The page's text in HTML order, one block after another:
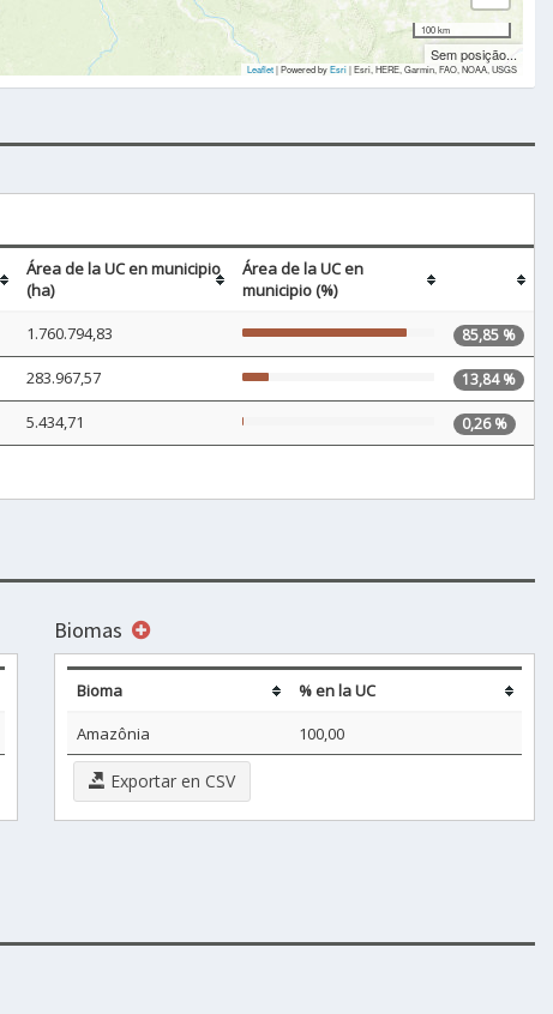
100 km
Sem posição...
Leaflet| Powered byEsri|Esri, HERE, Garmin, FAO, NOAA, USGS
Área de la UC en municipio
(ha)
Área de la UC en
municipio (%)
1.760.794,83 85,85 %
283.967,57 13,84 %
5.434,71 0,26 %
Biomas
Bioma
% en la UC
Amazônia
100,00
Exportar en CSV